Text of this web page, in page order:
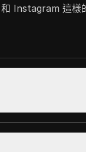
Instagram 這樣